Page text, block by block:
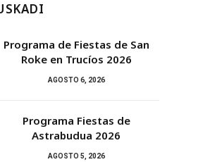
Programa de Fiestas de San
Roke en Trucíos 2026
AGOSTO 6, 2026
Programa Fiestas de
Astrabudua 2026
AGOSTO 5, 2026